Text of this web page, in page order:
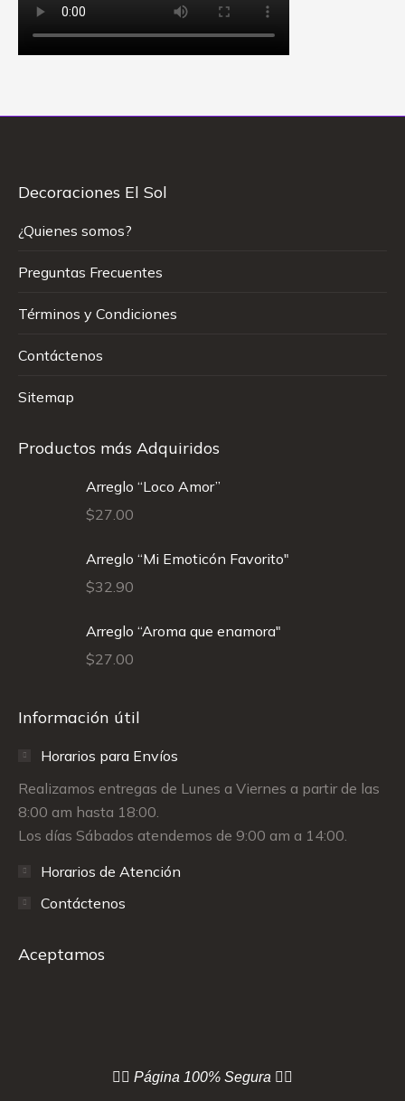
Decoraciones El Sol
¿Quienes somos?
Preguntas Frecuentes
Términos y Condiciones
Contáctenos
Sitemap
Productos más Adquiridos
Arreglo “Loco Amor”
$27.00
Arreglo “Mi Emoticón Favorito"
$32.90
Arreglo “Aroma que enamora"
$27.00
Información útil
Horarios para Envíos
Realizamos entregas de Lunes a Viernes a partir de las
8:00 am hasta 18:00.
Los días Sábados atendemos de 9:00 am a 14:00.
Horarios de Atención
Contáctenos
Aceptamos
👇🏻 Página 100% Segura 👇🏻